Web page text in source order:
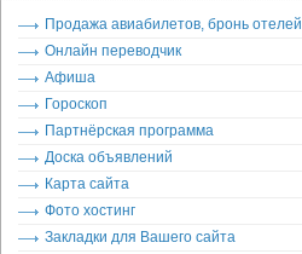
Продажа авиабилетов, бронь отелей
Онлайн переводчик
Афиша
Гороскоп
Партнёрская программа
Доска объявлений
Карта сайта
Фото хостинг
Закладки для Вашего сайта